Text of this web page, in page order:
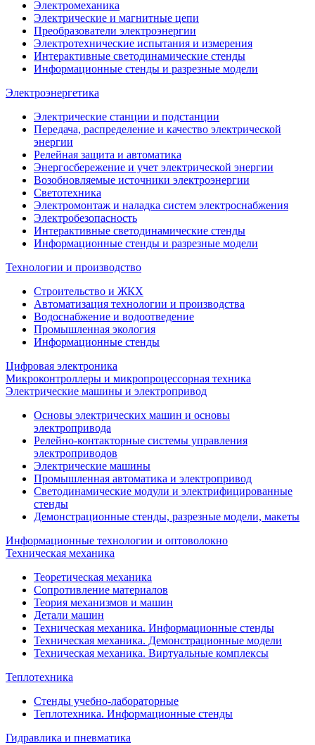
Электромеханика
Электрические и магнитные цепи
Преобразователи электроэнергии
Электротехнические испытания и измерения
Интерактивные светодинамические стенды
Информационные стенды и разрезные модели
Электроэнергетика
Электрические станции и подстанции
Передача, распределение и качество электрической
энергии
Релейная защита и автоматика
Энергосбережение и учет электрической энергии
Возобновляемые источники электроэнергии
Светотехника
Электромонтаж и наладка систем электроснабжения
Электробезопасность
Интерактивные светодинамические стенды
Информационные стенды и разрезные модели
Технологии и производство
Строительство и ЖКХ
Автоматизация технологии и производства
Водоснабжение и водоотведение
Промышленная экология
Информационные стенды
Цифровая электроника
Микроконтроллеры и микропроцессорная техника
Электрические машины и электропривод
Основы электрических машин и основы
электропривода
Релейно-контакторные системы управления
электроприводов
Электрические машины
Промышленная автоматика и электропривод
Светодинамические модули и электрифицированные
стенды
Демонстрационные стенды, разрезные модели, макеты
Информационные технологии и оптоволокно
Техническая механика
Теоретическая механика
Сопротивление материалов
Теория механизмов и машин
Детали машин
Техническая механика. Информационные стенды
Техническая механика. Демонстрационные модели
Техническая механика. Виртуальные комплексы
Теплотехника
Стенды учебно-лабораторные
Теплотехника. Информационные стенды
Гидравлика и пневматика